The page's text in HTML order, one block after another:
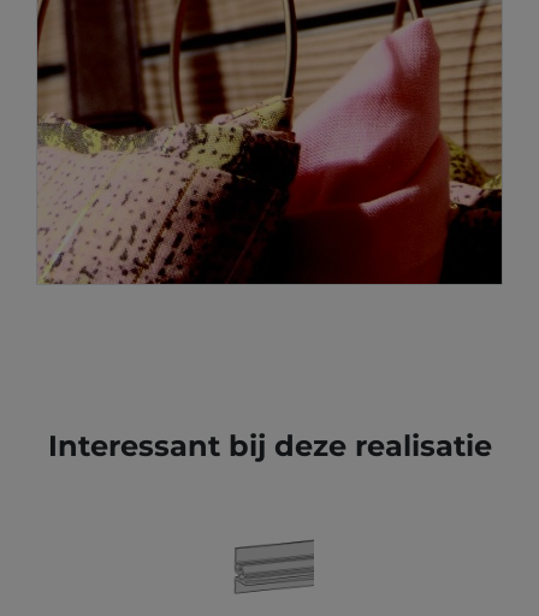
Interessant bij deze realisatie